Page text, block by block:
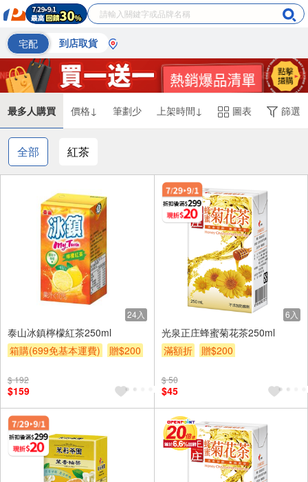
宅配 到店取貨
最多人購買 價格↓ 筆劃少 上架時間↓ 圖表 篩選
全部 紅茶
24入
泰山冰鎮檸檬紅茶250ml
箱購(699免基本運費)
贈$200
$ 192
$159
6入
光泉正庄蜂蜜菊花茶250ml
滿額折
贈$200
$ 50
$45